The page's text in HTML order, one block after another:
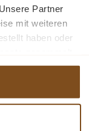
Partner
mit weiteren
haben oder
modernen
und Design